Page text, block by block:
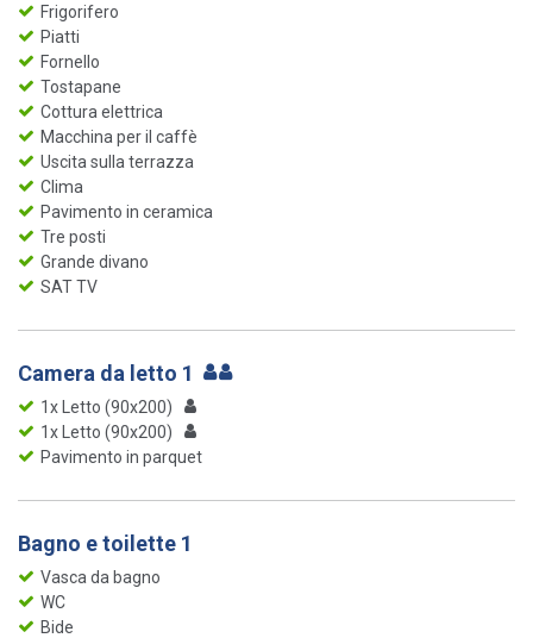
Frigorifero
Piatti
Fornello
Tostapane
Cottura elettrica
Macchina per il caffè
Uscita sulla terrazza
Clima
Pavimento in ceramica
Tre posti
Grande divano
SAT TV
Camera da letto 1
1x Letto (90x200)
1x Letto (90x200)
Pavimento in parquet
Bagno e toilette 1
Vasca da bagno
WC
Bide